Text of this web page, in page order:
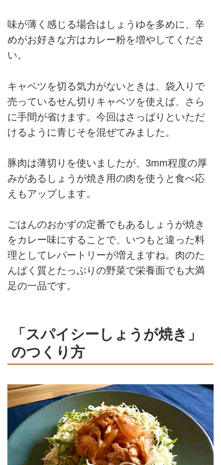
味が薄く感じる場合はしょうゆを多めに、辛
めがお好きな方はカレー粉を増やしてくださ
い。
キャベツを切る気力がないときは、袋入りで
売っているせん切りキャベツを使えば、さら
に手間が省けます。今回はさっぱりといただ
けるように青じそを混ぜてみました。
豚肉は薄切りを使いましたが、3mm程度の厚
みがあるしょうが焼き用の肉を使うと食べ応
えもアップします。
ごはんのおかずの定番でもあるしょうが焼き
をカレー味にすることで、いつもと違った料
理としてレパートリーが増えますね。肉のた
んぱく質とたっぷりの野菜で栄養面でも大満
足の一品です。
「スパイシーしょうが焼き」
のつくり方